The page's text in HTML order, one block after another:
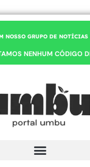
NOSSO GRUPO DE NOTÍCIAS
NENHUM CÓDIGO